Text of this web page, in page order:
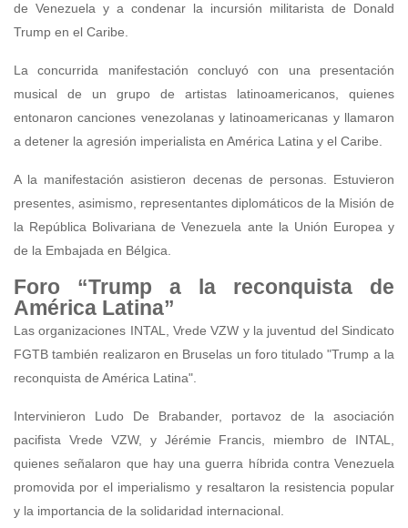
de Venezuela y a condenar la incursión militarista de Donald
Trump en el Caribe.
La concurrida manifestación concluyó con una presentación
musical de un grupo de artistas latinoamericanos, quienes
entonaron canciones venezolanas y latinoamericanas y llamaron
a detener la agresión imperialista en América Latina y el Caribe.
A la manifestación asistieron decenas de personas. Estuvieron
presentes, asimismo, representantes diplomáticos de la Misión de
la República Bolivariana de Venezuela ante la Unión Europea y
de la Embajada en Bélgica.
Foro “Trump a la reconquista de
América Latina”
Las organizaciones INTAL, Vrede VZW y la juventud del Sindicato
FGTB también realizaron en Bruselas un foro titulado "Trump a la
reconquista de América Latina".
Intervinieron Ludo De Brabander, portavoz de la asociación
pacifista Vrede VZW, y Jérémie Francis, miembro de INTAL,
quienes señalaron que hay una guerra híbrida contra Venezuela
promovida por el imperialismo y resaltaron la resistencia popular
y la importancia de la solidaridad internacional.